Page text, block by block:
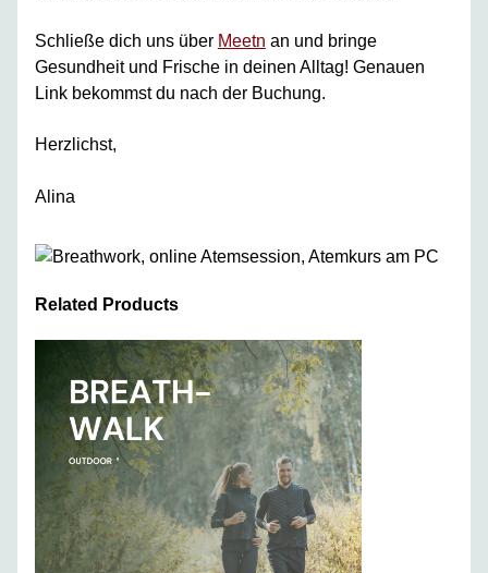
Schließe dich uns über Meetn an und bringe
Gesundheit und Frische in deinen Alltag! Genauen
Link bekommst du nach der Buchung.
Herzlichst,
Alina
Related Products